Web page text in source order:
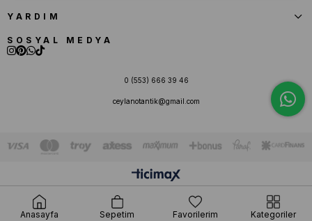
YARDIM
SOSYAL MEDYA
0 (553) 666 39 46
ceylanotantik@gmail.com
Anasayfa Sepetim Favorilerim Kategoriler